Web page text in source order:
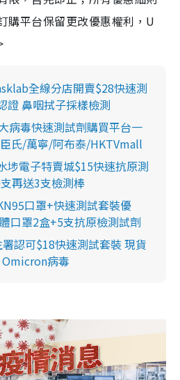
購平台保留更改優惠權利，U
全線分店開賣$28快速測
證 鼻咽拭子採樣檢測
病毒快速測試劑購買平台一
氏/萬寧/阿布泰/HKTVmall
埗電子特賣城$15快速抗原測
再送3支檢測棒
口罩+快速測試套裝優
口罩2盒+5支抗原檢測試劑
認可$18快速測試套裝 現貨
病毒